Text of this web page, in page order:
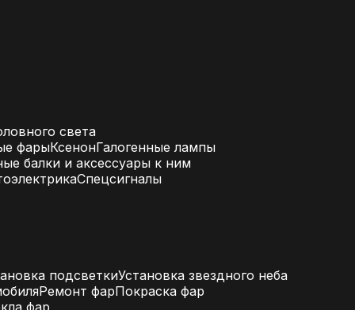
света
фарыКсенонГалогенные лампы
балки и аксессуары к ним
Спецсигналы
подсветкиУстановка звездного неба
Ремонт фарПокраска фар
фар